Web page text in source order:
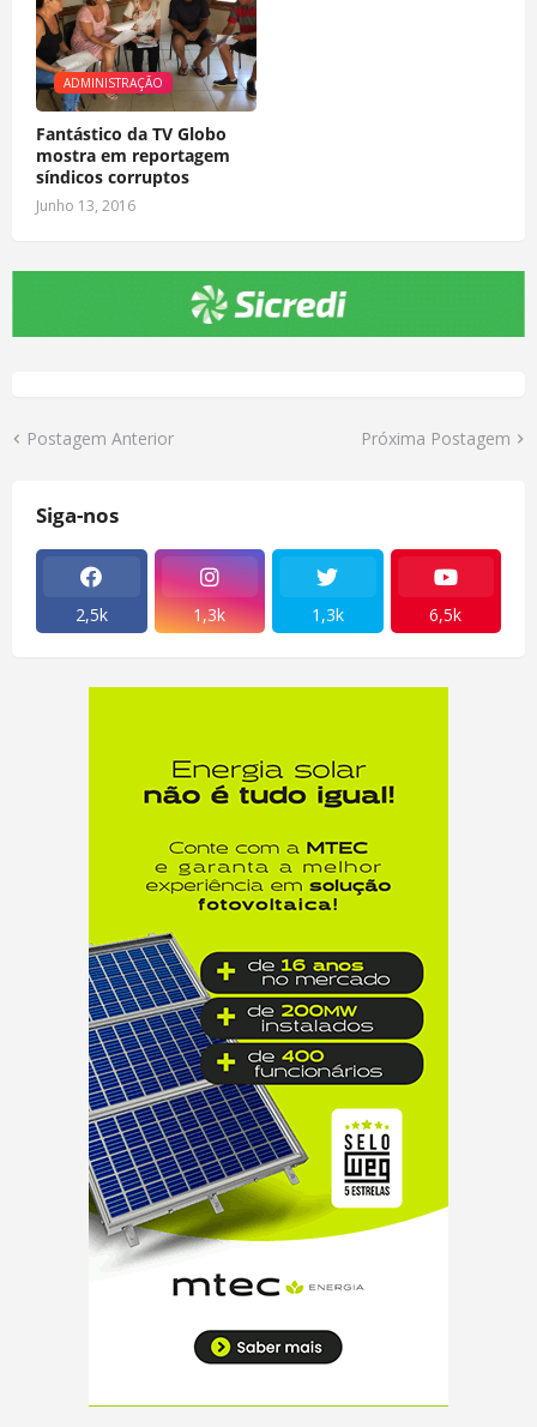
ADMINISTRAÇÃO
Fantástico da TV Globo
mostra em reportagem
síndicos corruptos
Junho 13, 2016
Postagem Anterior Próxima Postagem
Siga-nos
2,5k 1,3k 1,3k 6,5k